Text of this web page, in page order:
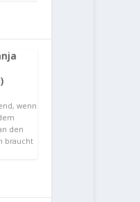
wenn
den
braucht